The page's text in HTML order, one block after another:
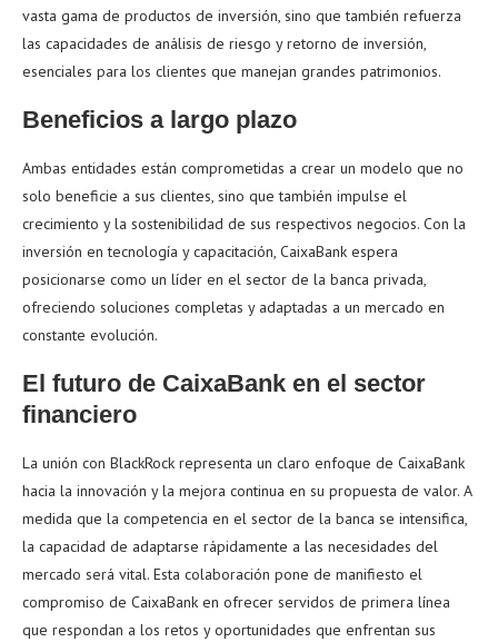
vasta gama de productos de inversión, sino que también refuerza
las capacidades de análisis de riesgo y retorno de inversión,
esenciales para los clientes que manejan grandes patrimonios.
Beneficios a largo plazo
Ambas entidades están comprometidas a crear un modelo que no
solo beneficie a sus clientes, sino que también impulse el
crecimiento y la sostenibilidad de sus respectivos negocios. Con la
inversión en tecnología y capacitación, CaixaBank espera
posicionarse como un líder en el sector de la banca privada,
ofreciendo soluciones completas y adaptadas a un mercado en
constante evolución.
El futuro de CaixaBank en el sector
financiero
La unión con BlackRock representa un claro enfoque de CaixaBank
hacia la innovación y la mejora continua en su propuesta de valor. A
medida que la competencia en el sector de la banca se intensifica,
la capacidad de adaptarse rápidamente a las necesidades del
mercado será vital. Esta colaboración pone de manifiesto el
compromiso de CaixaBank en ofrecer servidos de primera línea
que respondan a los retos y oportunidades que enfrentan sus